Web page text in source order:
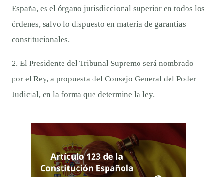
España, es el órgano jurisdiccional superior en todos los
órdenes, salvo lo dispuesto en materia de garantías
constitucionales.
2. El Presidente del Tribunal Supremo será nombrado
por el Rey, a propuesta del Consejo General del Poder
Judicial, en la forma que determine la ley.